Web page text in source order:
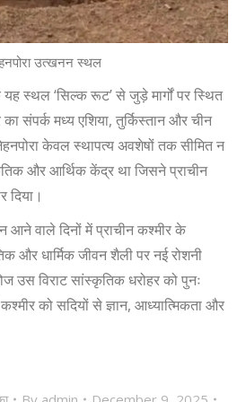
उत्खनन स्थल
यह स्थल ‘सिल्क रूट’ से जुड़े मार्गों पर स्थित
संपर्क मध्य एशिया, तुर्किस्तान और चीन
केवल स्थापत्य अवशेषों तक सीमित न
और आर्थिक केंद्र था जिसने प्राचीन
दिया।
आने वाले दिनों में प्राचीन कश्मीर के
और धार्मिक जीवन शैली पर नई रोशनी
उस विराट सांस्कृतिक धरोहर को पुनः
को सदियों से ज्ञान, आध्यात्मिकता और